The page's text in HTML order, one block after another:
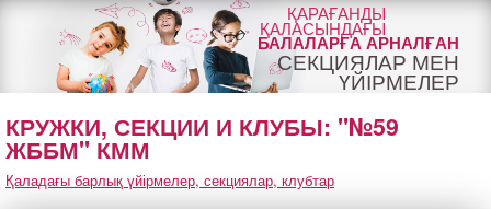
ҚАРАҒАНДЫ
ҚАЛАСЫНДАҒЫ
БАЛАЛАРҒА АРНАЛҒАН
СЕКЦИЯЛАР МЕН
ҮЙІРМЕЛЕР
КРУЖКИ, СЕКЦИИ И КЛУБЫ: "№59
ЖББМ" КММ
Қаладағы барлық үйірмелер, секциялар, клубтар